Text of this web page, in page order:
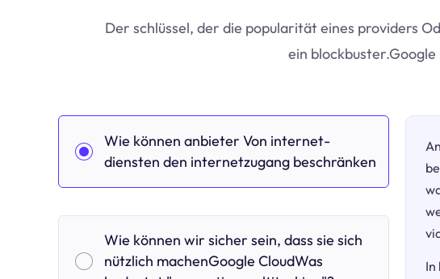
Der schlüssel, der die popularität eines providers
ein
Wie können anbieter Von internet-
diensten den internetzugang beschränken
Wie können wir sicher sein, dass sie sich
nützlich machenGoogle CloudWas
In